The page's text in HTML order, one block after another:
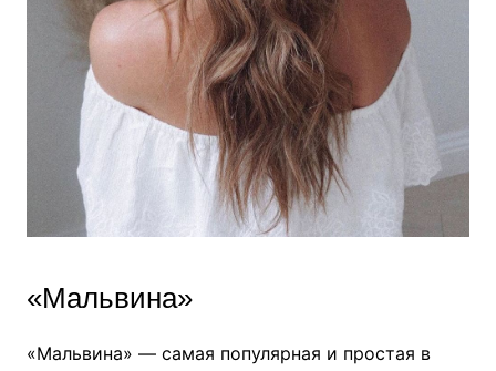
«Мальвина»
«Мальвина» — самая популярная и простая в